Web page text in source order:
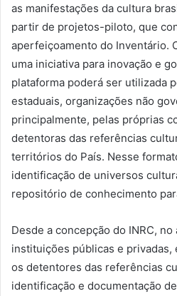
as manifestações da cultura
partir de projetos-piloto, que
aperfeiçoamento do Inventário.
uma iniciativa para inovação e
plataforma poderá ser utilizada
estaduais, organizações não
principalmente, pelas próprias
detentoras das referências
territórios do País. Nesse
identificação de universos
repositório de conhecimento
Desde a concepção do INRC,
instituições públicas e privadas,
os detentores das referências
identificação e documentação